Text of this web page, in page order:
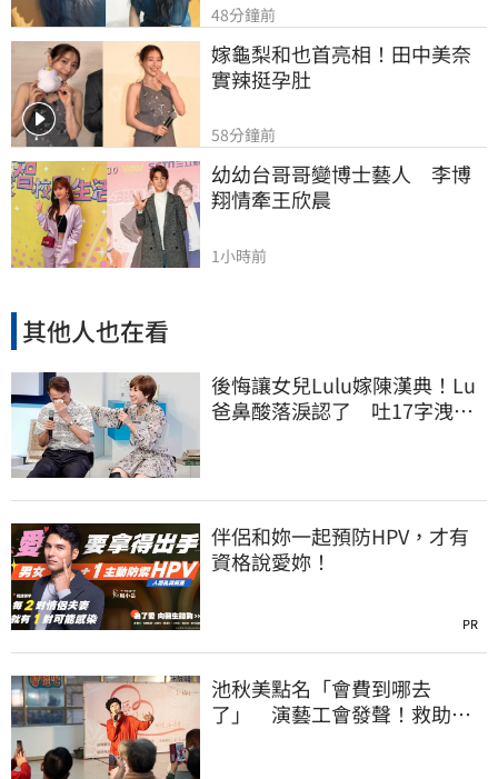
48分鐘前
嫁龜梨和也首亮相！田中美奈
實辣挺孕肚
58分鐘前
幼幼台哥哥變博士藝人　李博
翔情牽王欣晨
1小時前
其他人也在看
後悔讓女兒Lulu嫁陳漢典！Lu
爸鼻酸落淚認了 吐17字洩
伴侶和妳一起預防HPV，才有
資格說愛妳！
PR
池秋美點名「會費到哪去
了」 演藝工會發聲！救助內